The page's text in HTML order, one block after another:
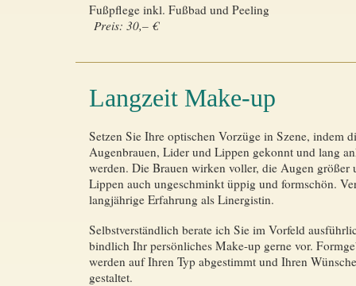
Fußpflege inkl. Fußbad und Peeling
Preis: 30,– €
Langzeit Make-up
Setzen Sie Ihre optischen Vorzüge in Szene, indem
Augen­brauen, Lider und Lippen gekonnt und lang
werden. Die Brauen wirken voller, die Augen größer
Lippen auch ungeschminkt üppig und formschön.
langjährige Erfahrung als Linergistin.
Selbstverständlich berate ich Sie im Vorfeld
bindlich Ihr persönliches Make-up gerne vor.
werden auf Ihren Typ abgestimmt und Ihren
gestaltet.